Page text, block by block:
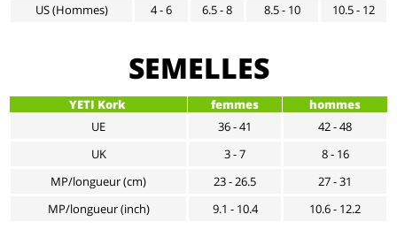
US (Hommes)
4 - 6 6.5 - 8 8.5 - 10 10.5 - 12
SEMELLES
YETI Kork femmes
hommes
UE
36 - 41
42 - 48
UK
3 - 7
8 - 16
MP/longueur (cm)
23 - 26.5
27 - 31
MP/longueur (inch)
9.1 - 10.4 10.6 - 12.2